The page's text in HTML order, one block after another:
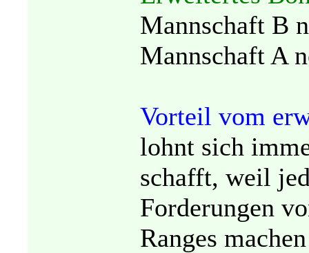
Mannschaft B
Mannschaft A
Vorteil vom
lohnt sich
schafft, weil
Forderungen
Ranges